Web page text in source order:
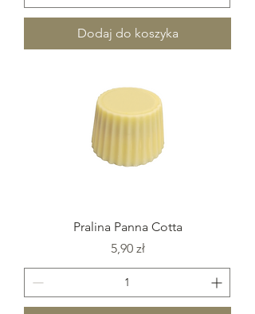
Dodaj do koszyka
Pralina Panna Cotta
Cena
5,90 zł